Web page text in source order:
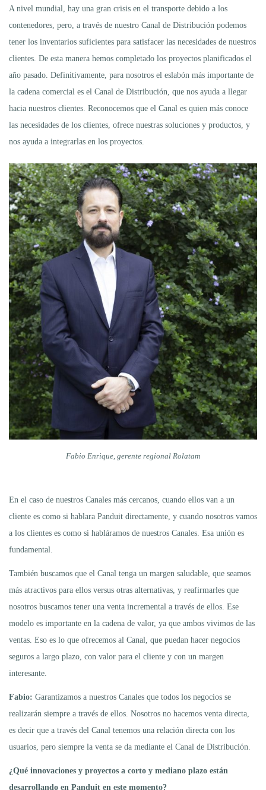
A nivel mundial, hay una gran crisis en el transporte debido a los
contenedores, pero, a través de nuestro Canal de Distribución podemos
tener los inventarios suficientes para satisfacer las necesidades de nuestros
clientes. De esta manera hemos completado los proyectos planificados el
año pasado. Definitivamente, para nosotros el eslabón más importante de
la cadena comercial es el Canal de Distribución, que nos ayuda a llegar
hacia nuestros clientes. Reconocemos que el Canal es quien más conoce
las necesidades de los clientes, ofrece nuestras soluciones y productos, y
nos ayuda a integrarlas en los proyectos.
Fabio Enrique, gerente regional Rolatam
En el caso de nuestros Canales más cercanos, cuando ellos van a un
cliente es como si hablara Panduit directamente, y cuando nosotros vamos
a los clientes es como si habláramos de nuestros Canales. Esa unión es
fundamental.
También buscamos que el Canal tenga un margen saludable, que seamos
más atractivos para ellos versus otras alternativas, y reafirmarles que
nosotros buscamos tener una venta incremental a través de ellos. Ese
modelo es importante en la cadena de valor, ya que ambos vivimos de las
ventas. Eso es lo que ofrecemos al Canal, que puedan hacer negocios
seguros a largo plazo, con valor para el cliente y con un margen
interesante.
Fabio: Garantizamos a nuestros Canales que todos los negocios se
realizarán siempre a través de ellos. Nosotros no hacemos venta directa,
es decir que a través del Canal tenemos una relación directa con los
usuarios, pero siempre la venta se da mediante el Canal de Distribución.
¿Qué innovaciones y proyectos a corto y mediano plazo están
desarrollando en Panduit en este momento?